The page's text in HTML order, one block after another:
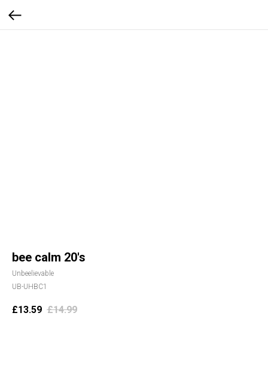
bee calm 20's
Unbeelievable
UB-UHBC1
£13.59 £14.99